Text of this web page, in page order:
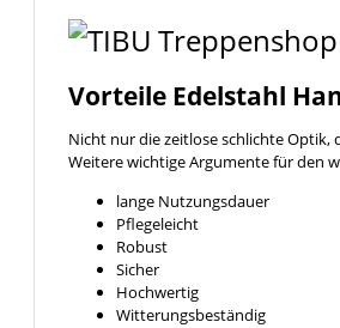
Vorteile Edelstahl
Nicht nur die zeitlose schlichte Optik,
Weitere wichtige Argumente für den
lange Nutzungsdauer
Pflegeleicht
Robust
Sicher
Hochwertig
Witterungsbeständig